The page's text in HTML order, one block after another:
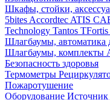
Шкафы, стойки,
5bites Accordtec ATIS
Technology Tantos TFortis
Шлагбаумы, автоматика
Шлагбаумы, комплекты
Безопасность здоровья
Термометры
Пожаротушение
Оборудование